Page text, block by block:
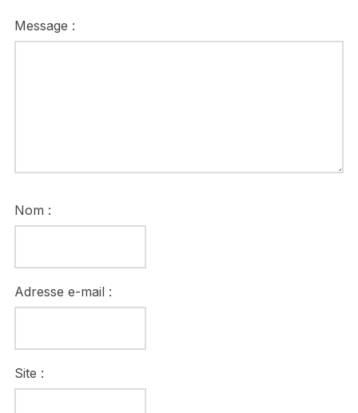
Message :
Nom :
Adresse e-mail :
Site :